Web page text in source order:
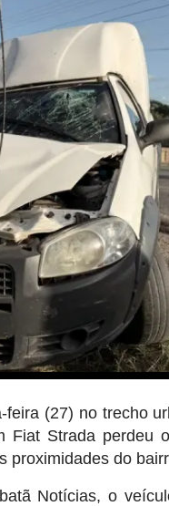
(27) no trecho
Fiat Strada perdeu
proximidades do
Notícias, o